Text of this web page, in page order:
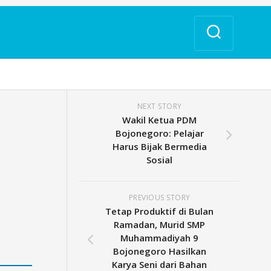
NEXT STORY
Wakil Ketua PDM
Bojonegoro: Pelajar
Harus Bijak Bermedia
Sosial
PREVIOUS STORY
Tetap Produktif di Bulan
Ramadan, Murid SMP
Muhammadiyah 9
Bojonegoro Hasilkan
Karya Seni dari Bahan